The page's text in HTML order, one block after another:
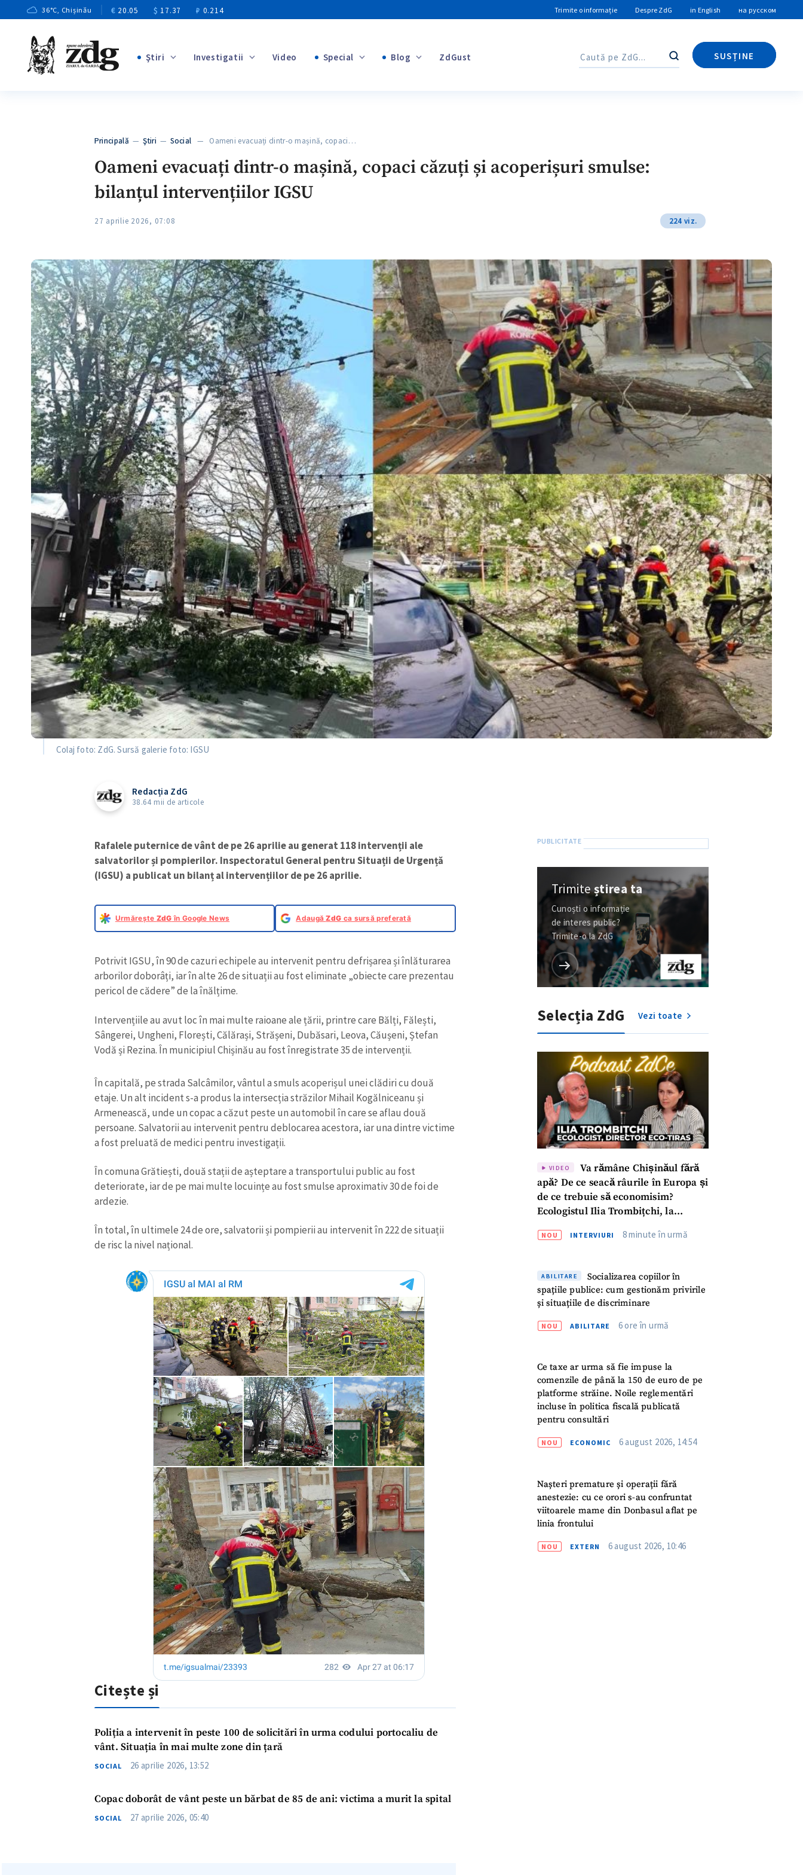
36°C, Chișinău € 20.05 $ 17.37 ₽ 0.214 Trimite o informație Despre ZdG in English на русском
Ştiri Investigatii Video Special Blog ZdGust Caută
SUSȚINE
Caută
Principală —Ştiri —Social — Oameni evacuați dintr-o mașină, copaci…
Oameni evacuați dintr-o mașină, copaci căzuți și acoperișuri smulse:
bilanțul intervențiilor IGSU
27 aprilie 2026, 07:08 224 viz.
Colaj foto: ZdG. Sursă galerie foto: IGSU
Redacția ZdG
38.64 mii de articole
Rafalele puternice de vânt de pe 26 aprilie au generat 118 intervenții ale
salvatorilor și pompierilor. Inspectoratul General pentru Situații de Urgență
(IGSU) a publicat un bilanț al intervențiilor de pe 26 aprilie.
Urmărește ZdG în Google News AdaugăZdG ca sursă preferată
Potrivit IGSU, în 90 de cazuri echipele au intervenit pentru defrișarea și înlăturarea
arborilor doborâți, iar în alte 26 de situații au fost eliminate „obiecte care prezentau
pericol de cădere” de la înălțime.
Intervențiile au avut loc în mai multe raioane ale țării, printre care Bălți, Fălești,
Sângerei, Ungheni, Florești, Călărași, Strășeni, Dubăsari, Leova, Căușeni, Ștefan
Vodă și Rezina. În municipiul Chișinău au fost înregistrate 35 de intervenții.
În capitală, pe strada Salcâmilor, vântul a smuls acoperișul unei clădiri cu două
etaje. Un alt incident s-a produs la intersecția străzilor Mihail Kogălniceanu și
Armenească, unde un copac a căzut peste un automobil în care se aflau două
persoane. Salvatorii au intervenit pentru deblocarea acestora, iar una dintre victime
a fost preluată de medici pentru investigații.
În comuna Grătiești, două stații de așteptare a transportului public au fost
deteriorate, iar de pe mai multe locuințe au fost smulse aproximativ 30 de foi de
ardezie.
În total, în ultimele 24 de ore, salvatorii și pompierii au intervenit în 222 de situații
de risc la nivel național.
Citește și
Poliția a intervenit în peste 100 de solicitări în urma codului portocaliu de
vânt. Situația în mai multe zone din țară
SOCIAL 26 aprilie 2026, 13:52
Copac doborât de vânt peste un bărbat de 85 de ani: victima a murit la spital
SOCIAL 27 aprilie 2026, 05:40
Trimiteștirea ta
Cunoști o informație
de interes public?
Trimite-o la ZdG
Selecția ZdG Vezi toate
VIDEO
Va rămâne Chișinăul fără
apă? De ce seacă râurile în Europa și
de ce trebuie să economisim?
Ecologistul Ilia Trombițchi, la
NOU INTERVIURI 8 minute în urmă
ABILITARE
Socializarea copiilor în
spațiile publice: cum gestionăm privirile
și situațiile de discriminare
NOU ABILITARE 6 ore în urmă
Ce taxe ar urma să fie impuse la
comenzile de până la 150 de euro de pe
platforme străine. Noile reglementări
incluse în politica fiscală publicată
pentru consultări
NOU ECONOMIC 6 august 2026, 14:54
Nașteri premature și operații fără
anestezie: cu ce orori s-au confruntat
viitoarele mame din Donbasul aflat pe
linia frontului
NOU EXTERN 6 august 2026, 10:46
Titlu știre
Fotografie + Încarcă imagine
Link media + Link media
Mesajul știrei + Mesajul știrei
+ Numele meu
Am citit și sunt de acord cupolitica de
TRIMITE ȘTIREA